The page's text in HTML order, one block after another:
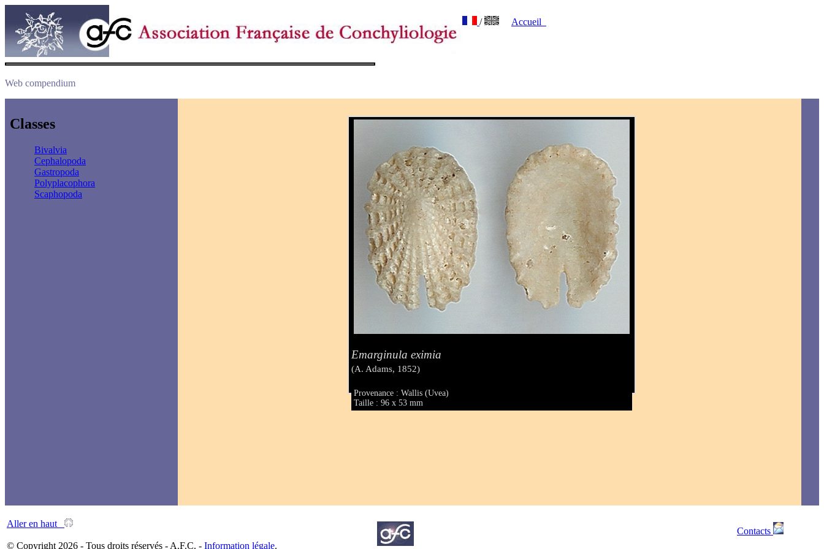
/ Accueil
Web compendium
Classes
Bivalvia
Cephalopoda
Gastropoda
Polyplacophora
Scaphopoda
Emarginula eximia
(A. Adams, 1852)
Provenance : Wallis (Uvea)
Taille : 96 x 53 mm
Aller en haut
© Copyright 2026 - Tous droits réservés - A.F.C. - Information légale.
Contacts